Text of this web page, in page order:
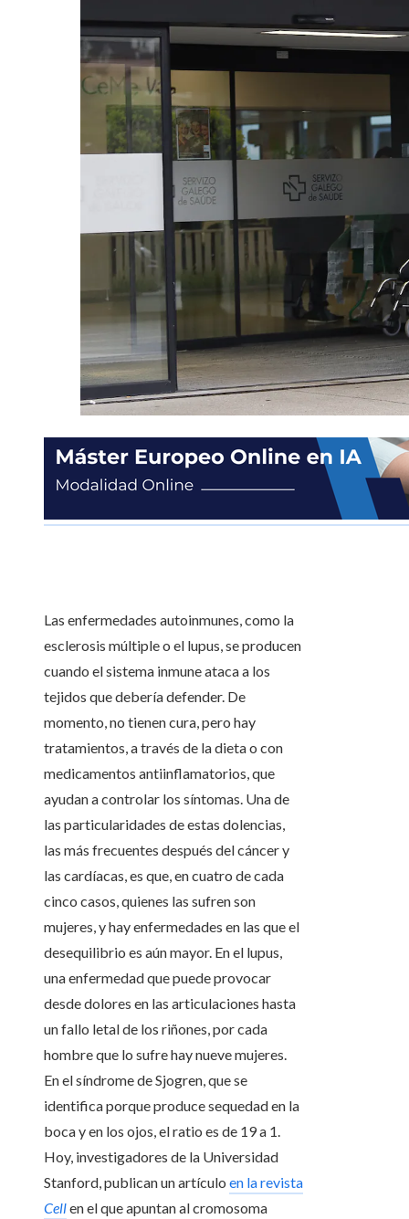
Las enfermedades autoinmunes, como la
esclerosis múltiple o el lupus, se producen
cuando el sistema inmune ataca a los
tejidos que debería defender. De
momento, no tienen cura, pero hay
tratamientos, a través de la dieta o con
medicamentos antiinflamatorios, que
ayudan a controlar los síntomas. Una de
las particularidades de estas dolencias,
las más frecuentes después del cáncer y
las cardíacas, es que, en cuatro de cada
cinco casos, quienes las sufren son
mujeres, y hay enfermedades en las que el
desequilibrio es aún mayor. En el lupus,
una enfermedad que puede provocar
desde dolores en las articulaciones hasta
un fallo letal de los riñones, por cada
hombre que lo sufre hay nueve mujeres.
En el síndrome de Sjogren, que se
identifica porque produce sequedad en la
boca y en los ojos, el ratio es de 19 a 1.
Hoy, investigadores de la Universidad
Stanford, publican un artículo en la revista
Cellen el que apuntan al cromosoma